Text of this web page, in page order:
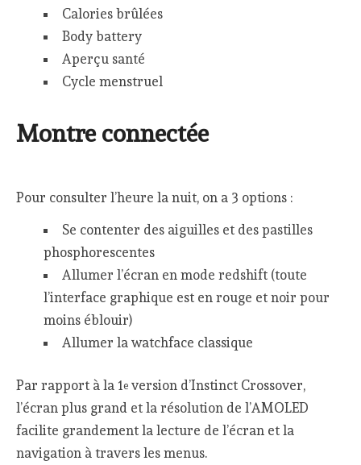
Calories brûlées
Body battery
Aperçu santé
Cycle menstruel
Montre connectée
Pour consulter l’heure la nuit, on a 3 options :
Se contenter des aiguilles et des pastilles
phosphorescentes
Allumer l’écran en mode redshift (toute
l’interface graphique est en rouge et noir pour
moins éblouir)
Allumer la watchface classique
Par rapport à la 1eversion d’Instinct Crossover,
l’écran plus grand et la résolution de l’AMOLED
facilite grandement la lecture de l’écran et la
navigation à travers les menus.